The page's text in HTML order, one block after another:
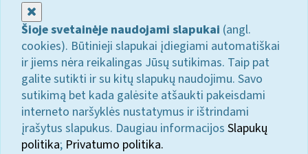
Šioje svetainėje naudojami slapukai (angl.
cookies). Būtinieji slapukai įdiegiami automatiškai
ir jiems nėra reikalingas Jūsų sutikimas. Taip pat
galite sutikti ir su kitų slapukų naudojimu. Savo
sutikimą bet kada galėsite atšaukti pakeisdami
interneto naršyklės nustatymus ir ištrindami
įrašytus slapukus. Daugiau informacijos Slapukų
politika; Privatumo politika.